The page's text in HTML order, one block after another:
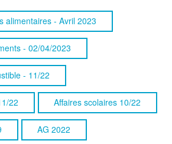
alimentaires - Avril 2023
- 02/04/2023
- 11/22
22 Affaires scolaires 10/22
AG 2022